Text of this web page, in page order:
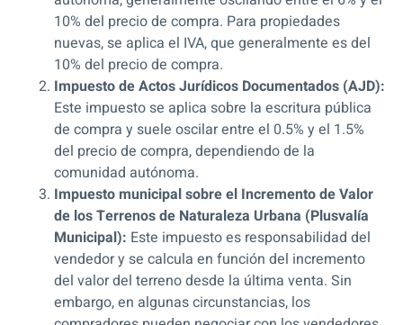
10% del precio de compra. Para propiedades
nuevas, se aplica el IVA, que generalmente es del
10% del precio de compra.
Impuesto de Actos Jurídicos Documentados (AJD):
Este impuesto se aplica sobre la escritura pública
de compra y suele oscilar entre el 0.5% y el 1.5%
del precio de compra, dependiendo de la
comunidad autónoma.
Impuesto municipal sobre el Incremento de Valor
de los Terrenos de Naturaleza Urbana (Plusvalía
Municipal): Este impuesto es responsabilidad del
vendedor y se calcula en función del incremento
del valor del terreno desde la última venta. Sin
embargo, en algunas circunstancias, los